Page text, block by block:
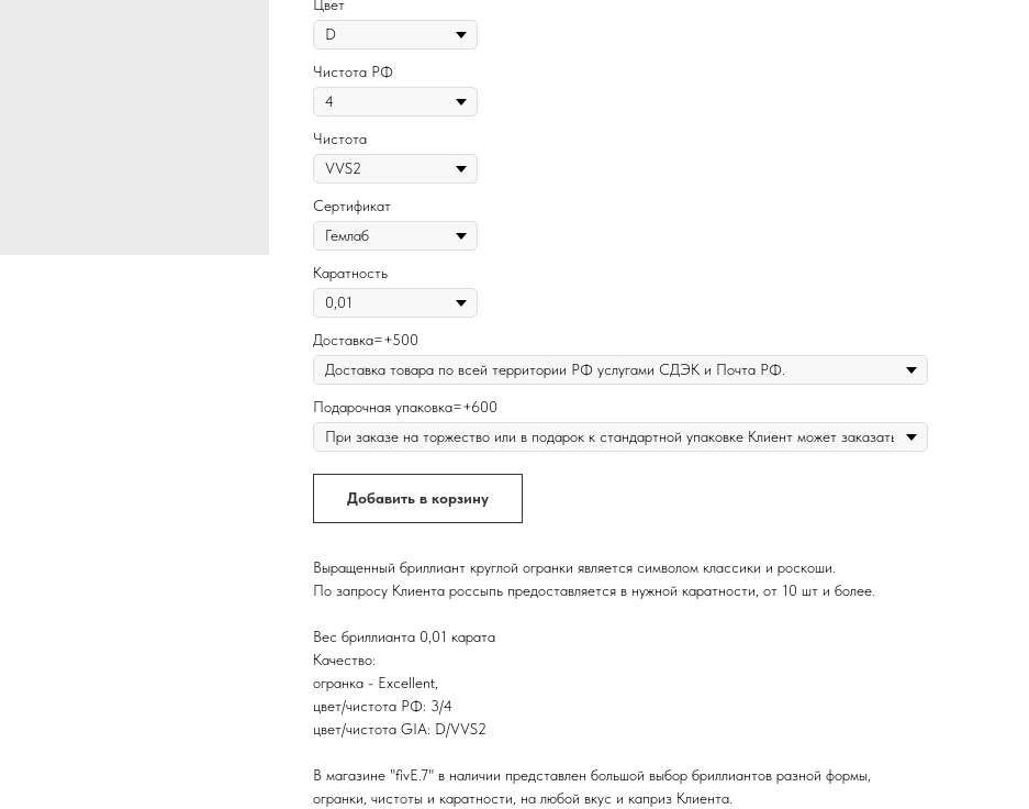
Цвет
Чистота РФ
Чистота
Сертификат
Каратность
Доставка=+500
Подарочная упаковка=+600
Добавить в корзину
Выращенный бриллиант круглой огранки является символом классики и роскоши.
По запросу Клиента россыпь предоставляется в нужной каратности, от 10 шт и более.
Вес бриллианта 0,01 карата
Качество:
огранка - Excellent,
цвет/чистота РФ: 3/4
цвет/чистота GIA: D/VVS2
В магазине "fivE.7" в наличии представлен большой выбор бриллиантов разной формы,
огранки, чистоты и каратности, на любой вкус и каприз Клиента.